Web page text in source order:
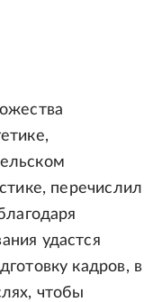
перечислил
удастся
кадров, в
чтобы